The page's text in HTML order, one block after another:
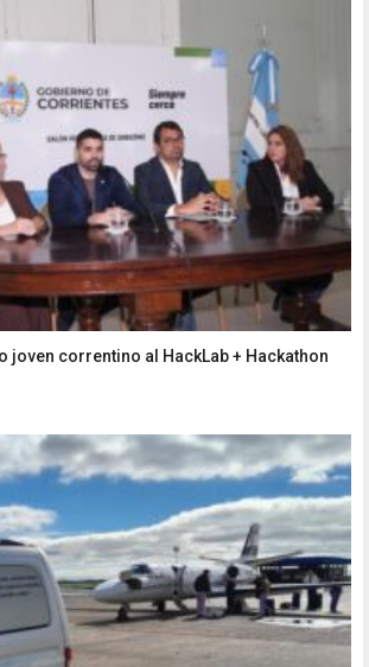
joven correntino al HackLab + Hackathon